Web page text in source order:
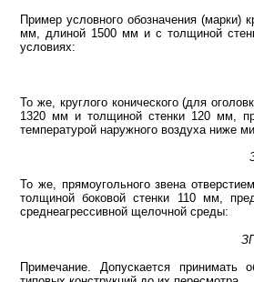
Пример условного обозначения (марки)
мм, длиной 1500 мм и с толщиной
условиях:
То же, круглого конического (для
1320 мм и толщиной стенки 120 мм,
температурой наружного воздуха ниже
То же, прямоугольного звена
толщиной боковой стенки 110 мм,
среднеагрессивной щелочной среды:
Примечание. Допускается принимать